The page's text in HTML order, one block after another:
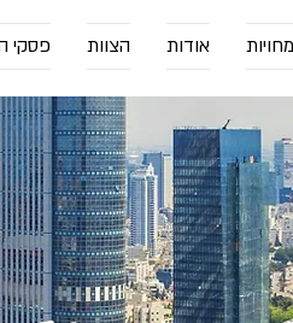
אודות הצוות פסקי